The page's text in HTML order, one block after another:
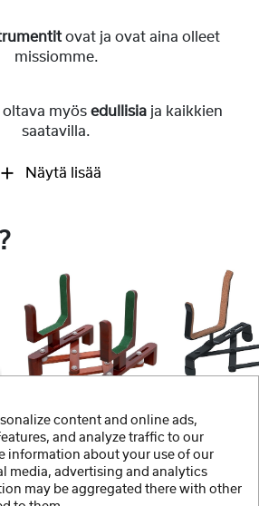
ovat ja ovat aina olleet
missiomme.
myös edullisia ja kaikkien
saatavilla.
Näytä lisää
GEWA
Viulun-/alttoviulun pöytäteline
GEWA
content and online ads,
and analyze traffic to our
information about your use of our
media, advertising and analytics
may be aggregated there with other